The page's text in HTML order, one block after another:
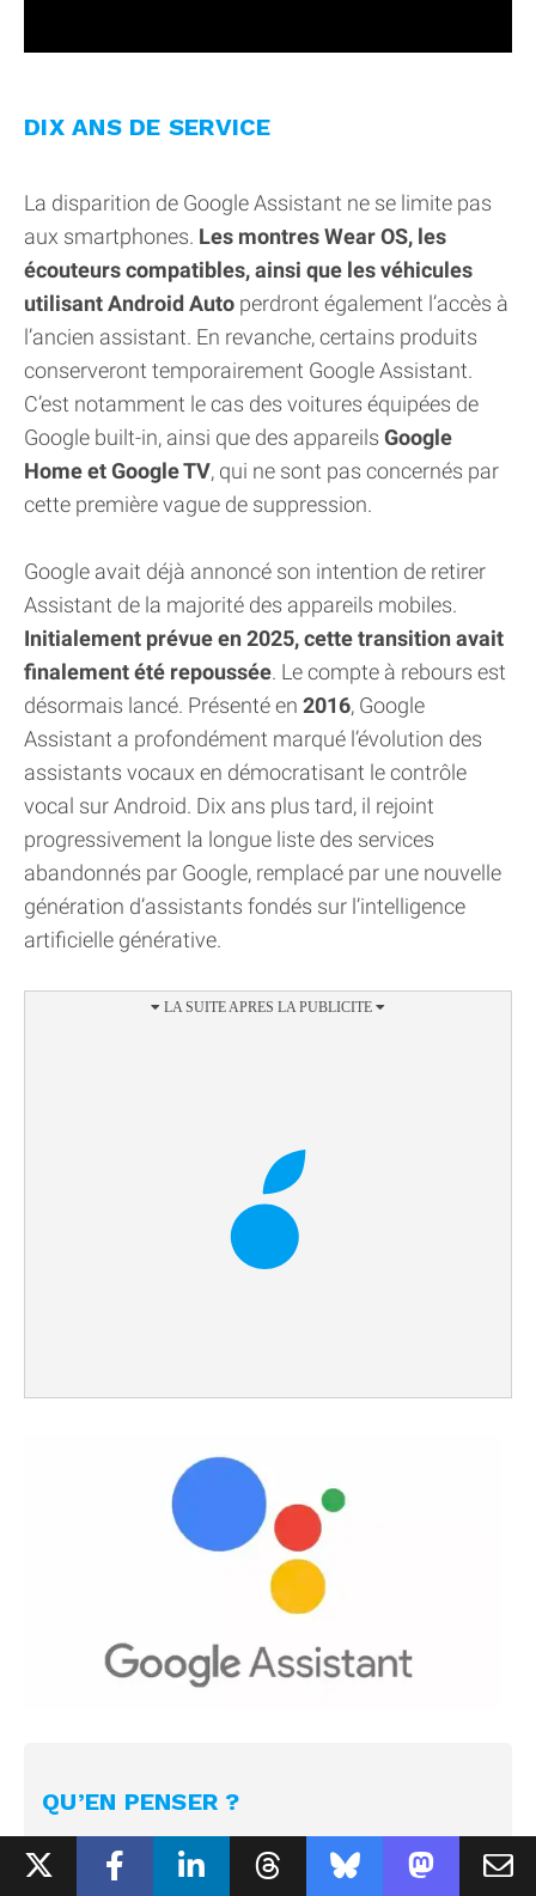
DIX ANS DE SERVICE
La disparition de Google Assistant ne se limite pas
aux smartphones. Les montres Wear OS, les
écouteurs compatibles, ainsi que les véhicules
utilisant Android Auto perdront également l’accès à
l’ancien assistant. En revanche, certains produits
conserveront temporairement Google Assistant.
C’est notamment le cas des voitures équipées de
Google built-in, ainsi que des appareils Google
Home et Google TV, qui ne sont pas concernés par
cette première vague de suppression.
Google avait déjà annoncé son intention de retirer
Assistant de la majorité des appareils mobiles.
Initialement prévue en 2025, cette transition avait
finalement été repoussée. Le compte à rebours est
désormais lancé. Présenté en 2016, Google
Assistant a profondément marqué l’évolution des
assistants vocaux en démocratisant le contrôle
vocal sur Android. Dix ans plus tard, il rejoint
progressivement la longue liste des services
abandonnés par Google, remplacé par une nouvelle
génération d’assistants fondés sur l’intelligence
artificielle générative.
QU’EN PENSER ?
La disparition de Google Assistant était devenue